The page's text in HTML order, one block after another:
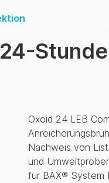
Oxoid 24 LEB
Nachweis von
und
für BAX® System